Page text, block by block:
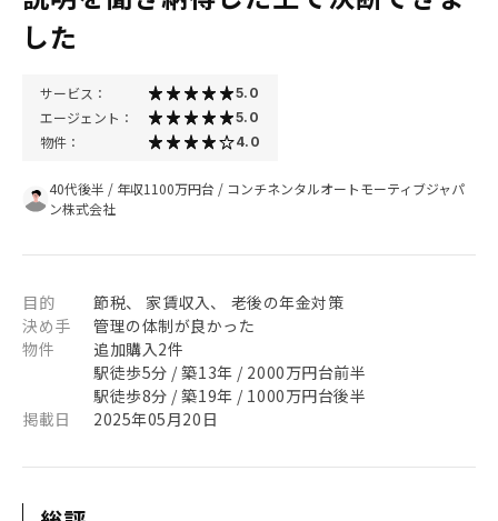
した
サービス： 5.0
エージェント： 5.0
物件： 4.0
40代後半 / 年収1100万円台 / コンチネンタルオートモーティブジャパ
ン株式会社
目的
節税、 家賃収入、 老後の年金対策
決め手
管理の体制が良かった
物件
追加購入2件
駅徒歩5分 / 築13年 / 2000万円台前半
駅徒歩8分 / 築19年 / 1000万円台後半
掲載日
2025年05月20日